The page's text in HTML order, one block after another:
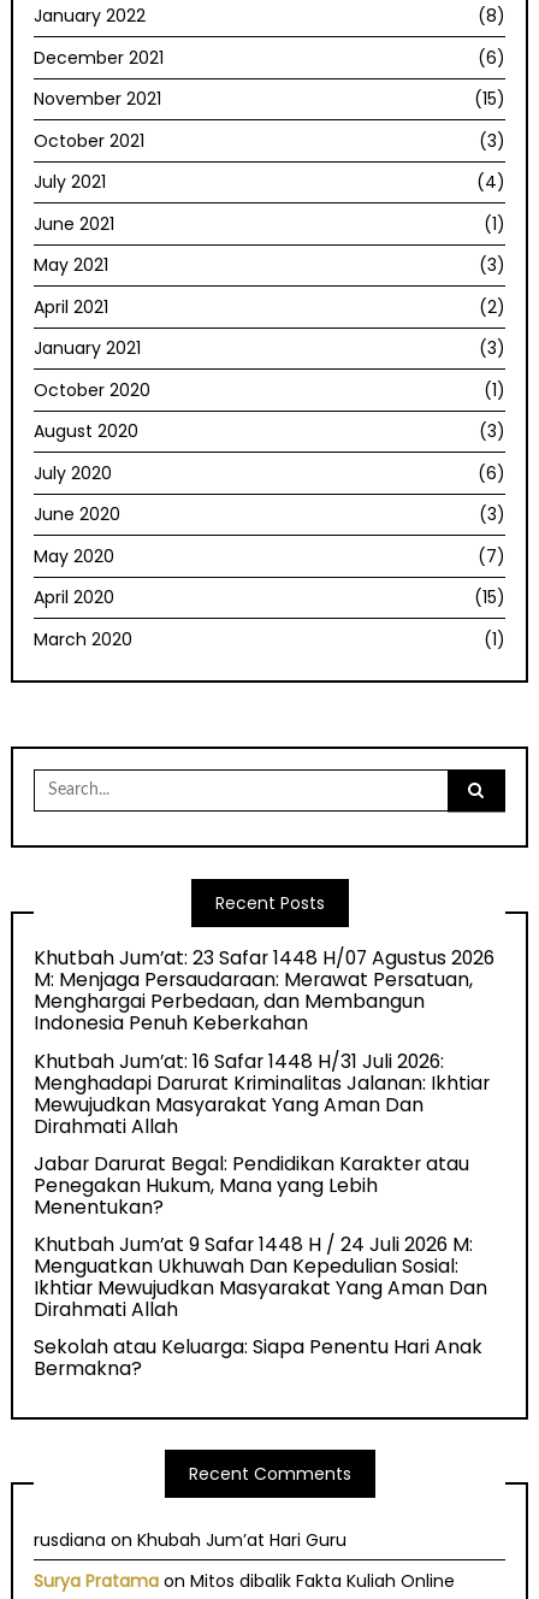
January 2022
(8)
December 2021
(6)
November 2021
(15)
October 2021
(3)
July 2021
(4)
June 2021
(1)
May 2021
(3)
April 2021
(2)
January 2021
(3)
October 2020
(1)
August 2020
(3)
July 2020
(6)
June 2020
(3)
May 2020
(7)
April 2020
(15)
March 2020
(1)
Search
for:
Recent Posts
Khutbah Jum’at: 23 Safar 1448 H/07 Agustus 2026
M: Menjaga Persaudaraan: Merawat Persatuan,
Menghargai Perbedaan, dan Membangun
Indonesia Penuh Keberkahan
Khutbah Jum’at: 16 Safar 1448 H/31 Juli 2026:
Menghadapi Darurat Kriminalitas Jalanan: Ikhtiar
Mewujudkan Masyarakat Yang Aman Dan
Dirahmati Allah
Jabar Darurat Begal: Pendidikan Karakter atau
Penegakan Hukum, Mana yang Lebih
Menentukan?
Khutbah Jum’at 9 Safar 1448 H / 24 Juli 2026 M:
Menguatkan Ukhuwah Dan Kepedulian Sosial:
Ikhtiar Mewujudkan Masyarakat Yang Aman Dan
Dirahmati Allah
Sekolah atau Keluarga: Siapa Penentu Hari Anak
Bermakna?
Recent Comments
rusdiana onKhubah Jum’at Hari Guru
Surya Pratama onMitos dibalik Fakta Kuliah Online